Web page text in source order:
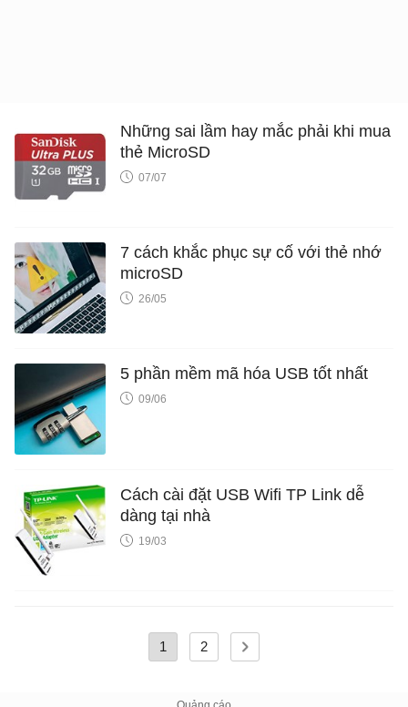
Những sai lầm hay mắc phải khi mua
thẻ MicroSD
07/07
7 cách khắc phục sự cố với thẻ nhớ
microSD
26/05
5 phần mềm mã hóa USB tốt nhất
09/06
Cách cài đặt USB Wifi TP Link dễ
dàng tại nhà
19/03
1 2